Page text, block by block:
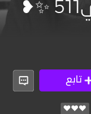
تابع
❤️❤️❤️